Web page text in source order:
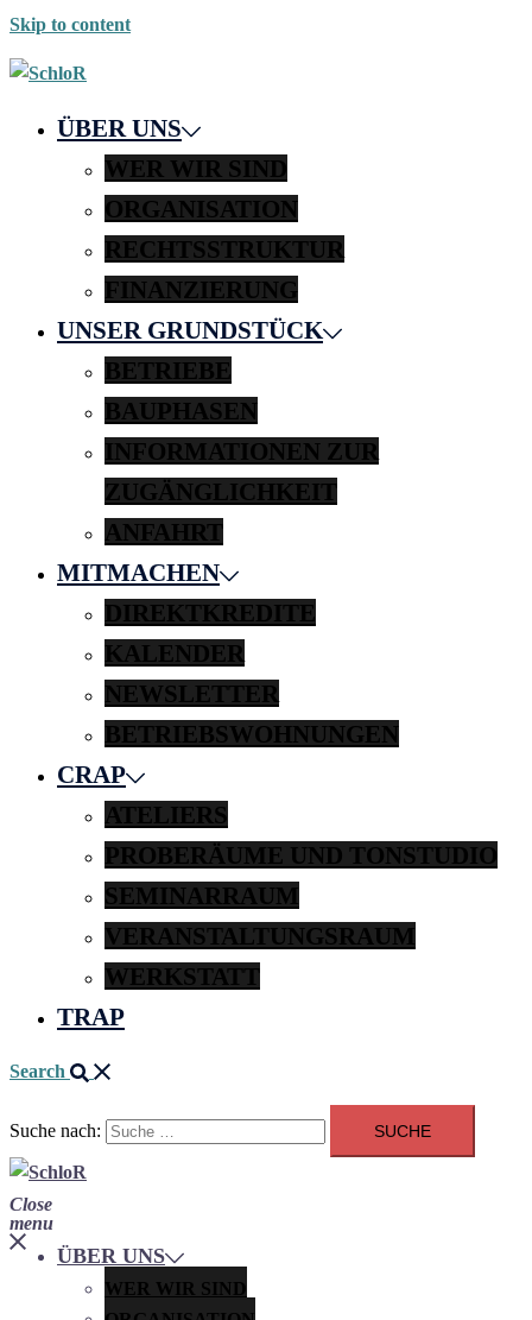
Skip to content
ÜBER UNS
WER WIR SIND
ORGANISATION
RECHTSSTRUKTUR
FINANZIERUNG
UNSER GRUNDSTÜCK
BETRIEBE
BAUPHASEN
INFORMATIONEN ZUR
ZUGÄNGLICHKEIT
ANFAHRT
MITMACHEN
DIREKTKREDITE
KALENDER
NEWSLETTER
BETRIEBSWOHNUNGEN
CRAP
ATELIERS
PROBERÄUME UND TONSTUDIO
SEMINARRAUM
VERANSTALTUNGSRAUM
WERKSTATT
TRAP
Search
Suche nach:
Close
menu
ÜBER UNS
WER WIR SIND